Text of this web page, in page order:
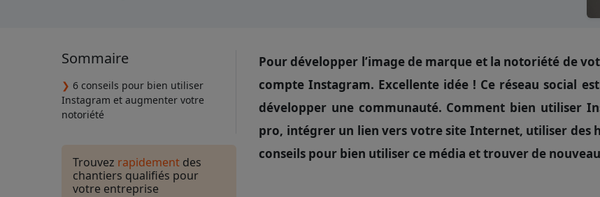
Sommaire
❯ 6 conseils pour bien utiliser
Instagram et augmenter votre
notoriété
Trouvez rapidement des
chantiers qualifiés pour
votre entreprise
Pour développer l’image de marque et la notoriété de
compte Instagram. Excellente idée ! Ce réseau social
développer une communauté. Comment bien utiliser
pro, intégrer un lien vers votre site Internet, utiliser des
conseils pour bien utiliser ce média et trouver de